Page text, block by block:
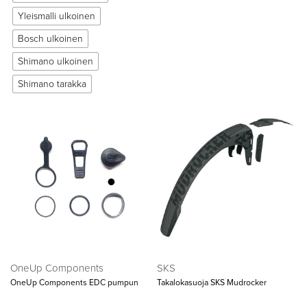
Yleismalli ulkoinen
Bosch ulkoinen
Shimano ulkoinen
Shimano tarakka
OneUp Components
OneUp Components EDC pumpun
SKS
Takalokasuoja SKS Mudrocker